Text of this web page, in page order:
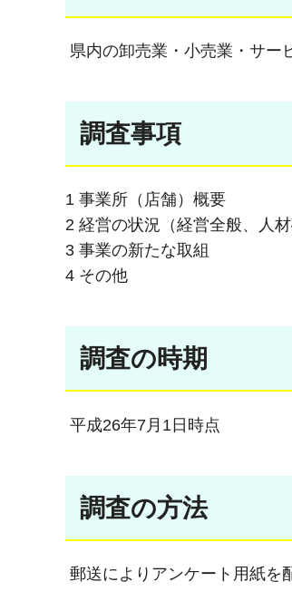
県内の卸売業・小売業・サー
調査事項
1 事業所（店舗）概要
2 経営の状況（経営全般、人
3 事業の新たな取組
4 その他
調査の時期
平成26年7月1日時点
調査の方法
郵送によりアンケート用紙を